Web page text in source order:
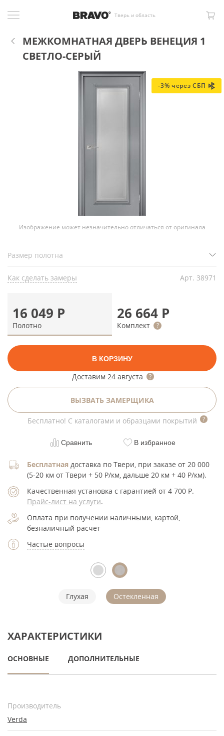
Тверь и область
МЕЖКОМНАТНАЯ ДВЕРЬ ВЕНЕЦИЯ 1
СВЕТЛО-СЕРЫЙ
-3% через СБП
Изображение может незначительно отличаться от оригинала
Как сделать замеры Арт. 38971
16 049 Р
Полотно
26 664 Р
Комплект
В КОРЗИНУ
Доставим 24 августа
ВЫЗВАТЬ ЗАМЕРЩИКА
Бесплатно! С каталогами и образцами покрытий
Сравнить В избранное
Бесплатная доставка по Твери, при заказе от 20 000
(5-20 км от Твери + 50 Р/км, дальше 20 км + 40 Р/км).
Качественная установка с гарантией от 4 700 Р.
Прайс-лист на услуги.
Оплата при получении наличными, картой,
безналичный расчет
Частые вопросы
Глухая Остекленная
ХАРАКТЕРИСТИКИ
ОСНОВНЫЕ ДОПОЛНИТЕЛЬНЫЕ
Производитель
Verda